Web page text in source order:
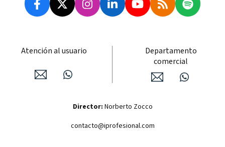
Atención al usuario
Departamento
comercial
Director: Norberto Zocco
contacto@iprofesional.com